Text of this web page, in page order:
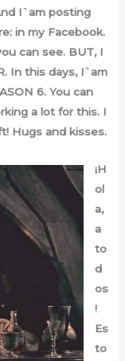
I`am posting
in my Facebook.
can see. BUT, I
In this days, I`am
6. You can
a lot for this. I
Hugs and kisses.
¡H
ol
a,
a
to
d
os
!
Es
to